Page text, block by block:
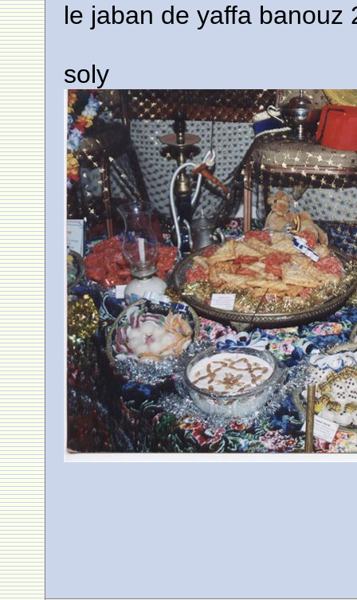
le jaban de yaffa banouz
soly